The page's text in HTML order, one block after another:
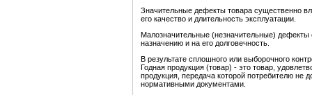
Значительные дефекты товара существенно
его качество и длительность эксплуатации.
Малозначительные (незначительные)
назначению и на его долговечность.
В результате сплошного или выборочного
Годная продукция (товар) - это товар,
продукция, передача которой потребителю не
нормативными документами.